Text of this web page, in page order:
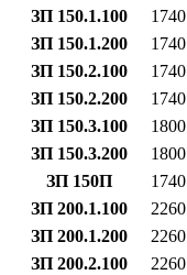
ЗП 150.1.100 1740
ЗП 150.1.200 1740
ЗП 150.2.100 1740
ЗП 150.2.200 1740
ЗП 150.3.100 1800
ЗП 150.3.200 1800
ЗП 150П 1740
ЗП 200.1.100 2260
ЗП 200.1.200 2260
ЗП 200.2.100 2260